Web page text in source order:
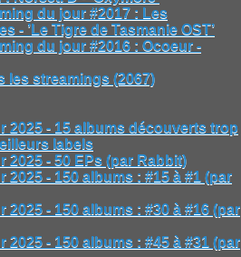
du jour #2017 : Les
- ’Le Tigre de Tasmanie OST’
du jour #2016 : Ocoeur -
les streamings (2067)
2025 - 15 albums découverts trop
labels
2025 - 50 EPs (par Rabbit)
2025 - 150 albums : #15 à #1 (par
2025 - 150 albums : #30 à #16 (par
2025 - 150 albums : #45 à #31 (par